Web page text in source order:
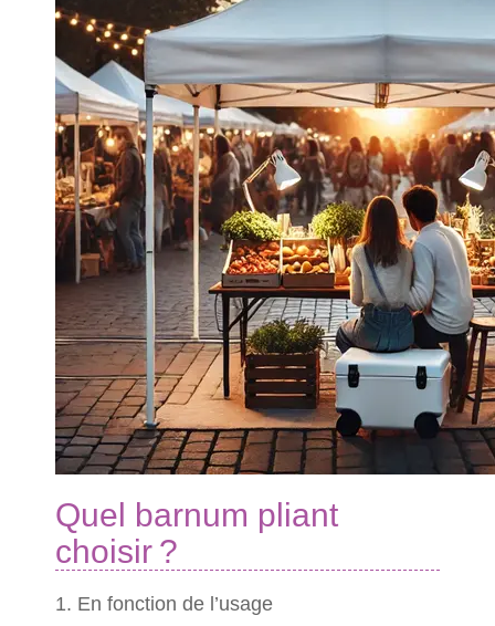
Quel barnum pliant
choisir ?
1. En fonction de l’usage